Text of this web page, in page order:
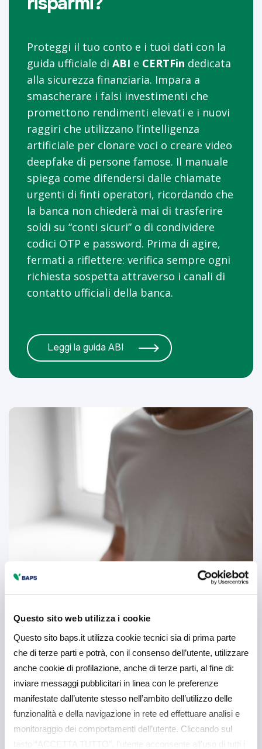
Questo sito web utilizza i cookie
Questo sito baps.it utilizza cookie tecnici sia di prima parte
che di terze parti e potrà, con il consenso dell’utente, utilizzare
anche cookie di profilazione, anche di terze parti, al fine di:
inviare messaggi pubblicitari in linea con le preferenze
manifestate dall’utente stesso nell’ambito dell’utilizzo delle
funzionalità e della navigazione in rete ed effettuare analisi e
monitoraggio dei comportamenti dell’utente. Cliccando sul
Proteggi il tuo conto e i tuoi dati con la
guida ufficiale di ABI e CERTFin dedicata
alla sicurezza finanziaria. Impara a
smascherare i falsi investimenti che
promettono rendimenti elevati e i nuovi
raggiri che utilizzano l’intelligenza
artificiale per clonare voci o creare video
deepfake di persone famose. Il manuale
spiega come difendersi dalle chiamate
urgenti di finti operatori, ricordando che
la banca non chiederà mai di trasferire
soldi su “conti sicuri” o di condividere
codici OTP e password. Prima di agire,
fermati a riflettere: verifica sempre ogni
richiesta sospetta attraverso i canali di
contatto ufficiali della banca.
Leggi la guida ABI